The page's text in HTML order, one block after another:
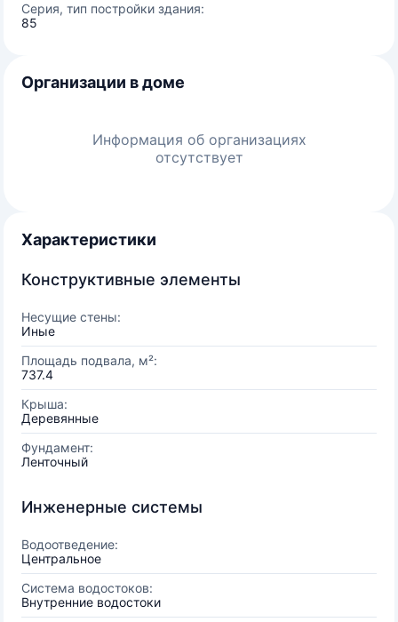
Серия, тип постройки здания:
85
Организации в доме
Информация об организациях
отсутствует
Характеристики
Конструктивные элементы
Несущие стены:
Иные
Площадь подвала, м²:
737.4
Крыша:
Деревянные
Фундамент:
Ленточный
Инженерные системы
Водоотведение:
Центральное
Система водостоков:
Внутренние водостоки